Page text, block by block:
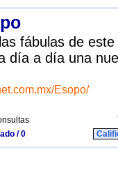
fábulas de
día a día una
Esopo/
/ 0